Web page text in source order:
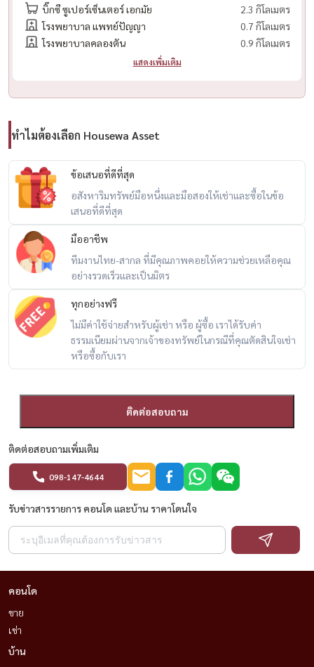
บิ๊กซี ซูเปอร์เซ็นเตอร์ เอกมัย
2.3 กิโลเมตร
โรงพยาบาล แพทย์ปัญญา
0.7 กิโลเมตร
โรงพยาบาลคลองตัน
0.9 กิโลเมตร
แสดงเพิ่มเติม
ทำไมต้องเลือก Housewa Asset
ข้อเสนอที่ดีที่สุด
อสังหาริมทรัพย์มือหนึ่งและมือสองให้เช่าและซื้อในข้อ
เสนอที่ดีที่สุด
มืออาชีพ
ทีมงานไทย-สากล ที่มีคุณภาพคอยให้ความช่วยเหลือคุณ
อย่างรวดเร็วและเป็นมิตร
ทุกอย่างฟรี
ไม่มีค่าใช้จ่ายสำหรับผู้เช่า หรือ ผู้ซื้อ เราได้รับค่า
ธรรมเนียมผ่านจากเจ้าของทรัพย์ในกรณีที่คุณตัดสินใจเช่า
หรือซื้อกับเรา
ติดต่อสอบถาม
ติดต่อสอบถามเพิ่มเติม
098-147-4644
รับข่าวสารรายการ คอนโด และบ้าน ราคาโดนใจ
คอนโด
ขาย
เช่า
บ้าน